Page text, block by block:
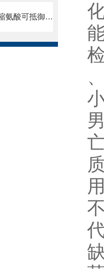
（DU 145细胞库*）一种缩氨酸可抵御超级细菌